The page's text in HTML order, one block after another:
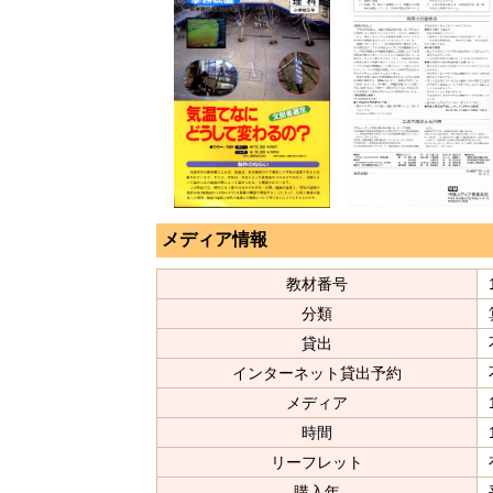
メディア情報
教材番号
分類
貸出
インターネット貸出予約
メディア
時間
リーフレット